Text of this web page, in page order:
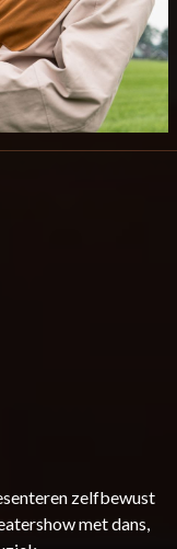
zelfbewust
met dans,